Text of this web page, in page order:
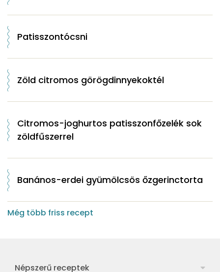
Patisszontócsni
Zöld citromos görögdinnyekoktél
Citromos-joghurtos patisszonfőzelék sok
zöldfűszerrel
Banános-erdei gyümölcsös őzgerinctorta
Még több friss recept
Népszerű receptek